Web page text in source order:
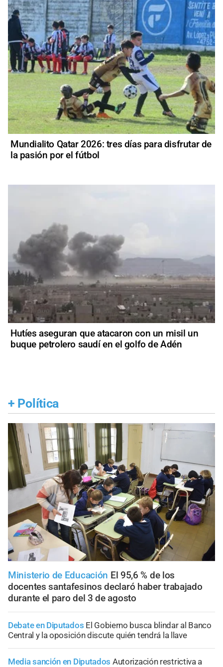
Mundialito Qatar 2026: tres días para disfrutar de
la pasión por el fútbol
Hutíes aseguran que atacaron con un misil un
buque petrolero saudí en el golfo de Adén
+ Política
Ministerio de Educación El 95,6 % de los
docentes santafesinos declaró haber trabajado
durante el paro del 3 de agosto
Debate en Diputados El Gobierno busca blindar al Banco
Central y la oposición discute quién tendrá la llave
Media sanción en Diputados Autorización restrictiva a